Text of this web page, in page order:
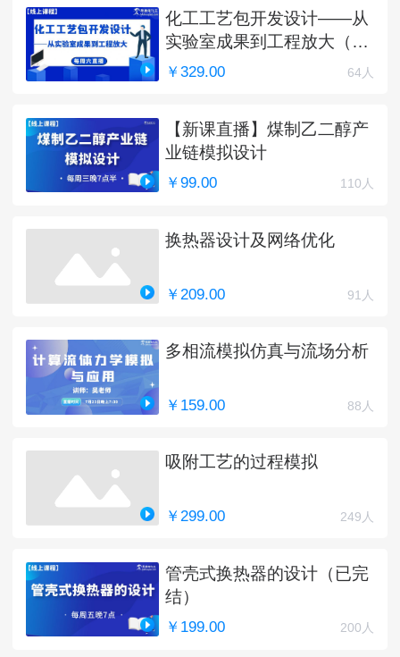
化工工艺包开发设计——从
实验室成果到工程放大（完
结）
￥329.00 64人
【新课直播】煤制乙二醇产
业链模拟设计
￥99.00 110人
换热器设计及网络优化
￥209.00 91人
多相流模拟仿真与流场分析
￥159.00 88人
吸附工艺的过程模拟
￥299.00 249人
管壳式换热器的设计（已完
结）
￥199.00 200人